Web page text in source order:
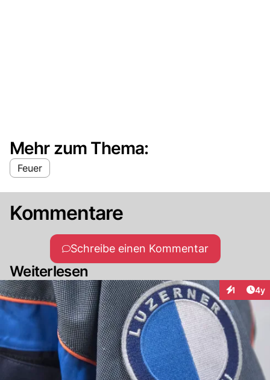
Mehr zum Thema:
Feuer
Kommentare
Schreibe einen Kommentar
Weiterlesen
1 4y